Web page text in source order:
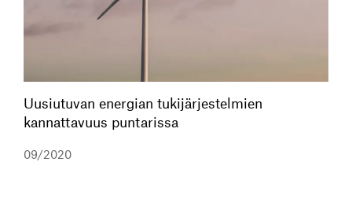
Uusiutuvan energian tukijärjestelmien
kannattavuus puntarissa
09/2020